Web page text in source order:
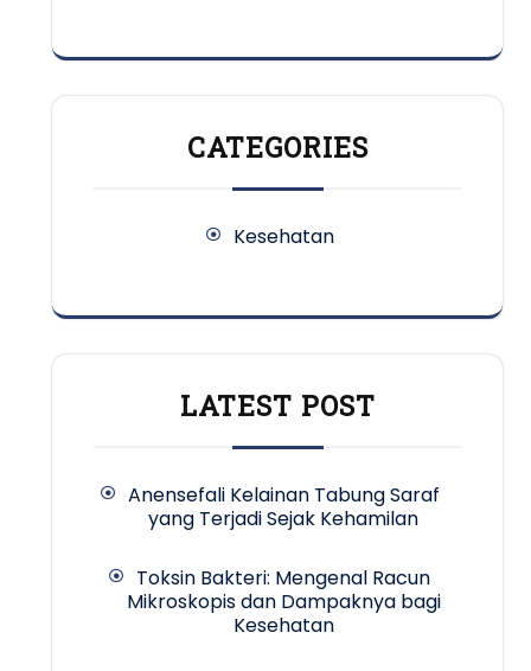
CATEGORIES
Kesehatan
LATEST POST
Anensefali Kelainan Tabung Saraf
yang Terjadi Sejak Kehamilan
Toksin Bakteri: Mengenal Racun
Mikroskopis dan Dampaknya bagi
Kesehatan